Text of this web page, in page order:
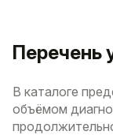
Перечень
В каталоге
объёмом